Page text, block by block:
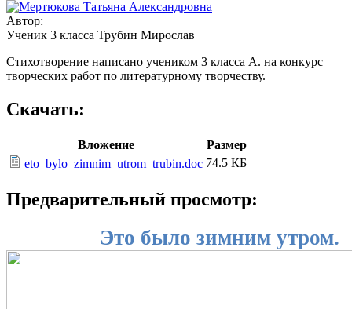
Автор:
Ученик 3 класса Трубин Мирослав
Стихотворение написано учеником 3 класса А. на конкурс
творческих работ по литературному творчеству.
Скачать:
Вложение
Размер
eto_bylo_zimnim_utrom_trubin.doc 74.5 КБ
Предварительный просмотр:
Это было зимним утром.